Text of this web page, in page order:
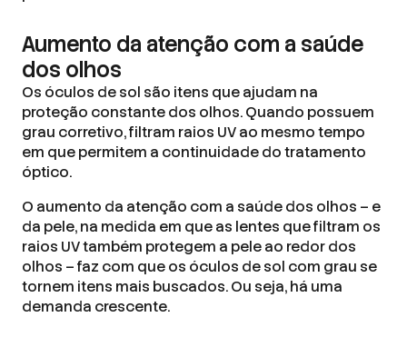
Aumento da atenção com a saúde
dos olhos
Os óculos de sol são itens que ajudam na
proteção constante dos olhos. Quando possuem
grau corretivo, filtram raios UV ao mesmo tempo
em que permitem a continuidade do tratamento
óptico.
O aumento da atenção com a saúde dos olhos – e
da pele, na medida em que as lentes que filtram os
raios UV também protegem a pele ao redor dos
olhos – faz com que os óculos de sol com grau se
tornem itens mais buscados. Ou seja, há uma
demanda crescente.